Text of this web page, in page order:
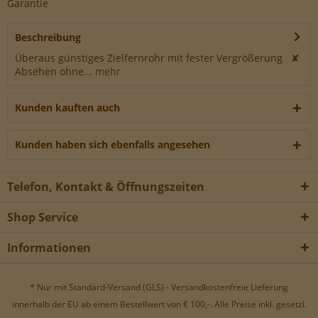
Werbe-Cookies, um Werbekampagnen zu steuern.
Garantie
Beschreibung
Überaus günstiges Zielfernrohr mit fester Vergrößerung ✘
Absehen ohne... mehr
Kunden kauften auch
Kunden haben sich ebenfalls angesehen
Telefon, Kontakt & Öffnungszeiten
Shop Service
Informationen
* Nur mit Standard-Versand (GLS) - Versandkostenfreie Lieferung
innerhalb der EU ab einem Bestellwert von € 100,-. Alle Preise inkl. gesetzl.